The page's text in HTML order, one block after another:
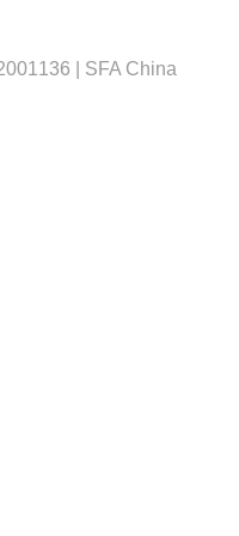
| SFA China